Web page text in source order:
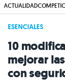
ACTUALIDAD
ESENCIALES
10
mejorar
con